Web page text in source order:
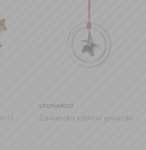
(1
LEONARDO
Zawieszka szklana gwiazda